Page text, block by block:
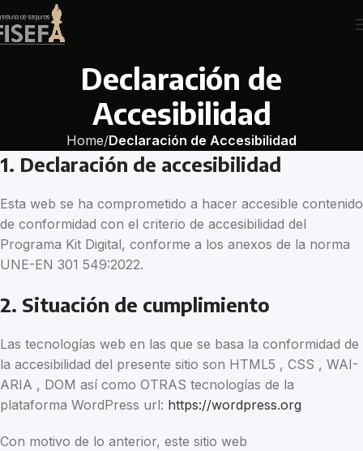
Declaración de
Accesibilidad
Home Declaración de Accesibilidad
1. Declaración de accesibilidad
Esta web se ha comprometido a hacer accesible contenido
de conformidad con el criterio de accesibilidad del
Programa Kit Digital, conforme a los anexos de la norma
UNE-EN 301 549:2022.
2. Situación de cumplimiento
Las tecnologías web en las que se basa la conformidad de
la accesibilidad del presente sitio son HTML5 , CSS , WAI-
ARIA , DOM así como OTRAS tecnologías de la
plataforma WordPress url: https://wordpress.org
Con motivo de lo anterior, este sitio web